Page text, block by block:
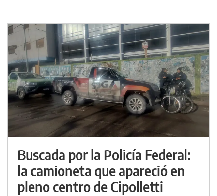
Buscada por la Policía Federal:
la camioneta que apareció en
pleno centro de Cipolletti